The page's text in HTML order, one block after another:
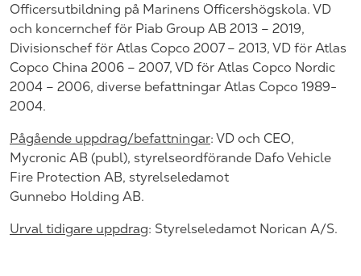
Officersutbildning på Marinens Officershögskola. VD
och koncernchef för Piab Group AB 2013 – 2019,
Divisionschef för Atlas Copco 2007 – 2013, VD för Atlas
Copco China 2006 – 2007, VD för Atlas Copco Nordic
2004 – 2006, diverse befattningar Atlas Copco 1989-
2004.
Pågående uppdrag/befattningar: VD och CEO,
Mycronic AB (publ), styrelseordförande Dafo Vehicle
Fire Protection AB, styrelseledamot
Gunnebo Holding AB.
Urval tidigare uppdrag: Styrelseledamot Norican A/S.